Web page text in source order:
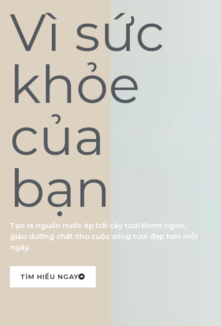
Vì sức
khỏe
của
bạn
Tạo ra nguồn nước ép trái cây tươi thơm ngon,
giàu dưỡng chất cho cuộc sống tươi đẹp hơn mỗi
ngày.
TÌM HIỂU NGAY